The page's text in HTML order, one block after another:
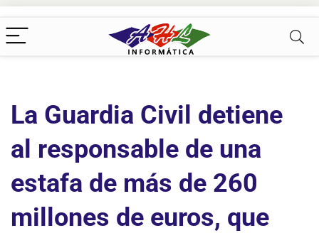
La Guardia Civil detiene
al responsable de una
estafa de más de 260
millones de euros, que